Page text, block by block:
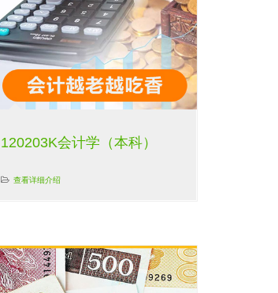
120203K会计学（本科）
查看详细介绍